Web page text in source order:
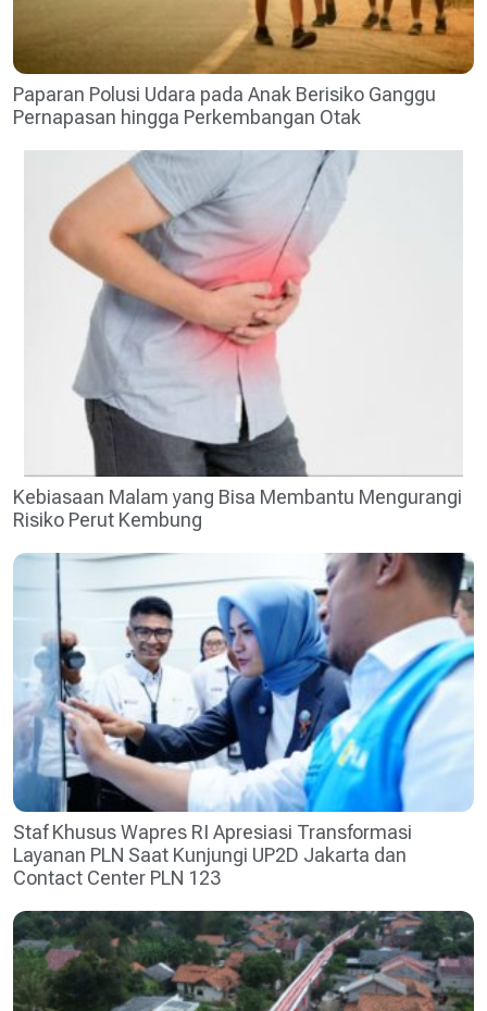
Paparan Polusi Udara pada Anak Berisiko Ganggu
Pernapasan hingga Perkembangan Otak
Kebiasaan Malam yang Bisa Membantu Mengurangi
Risiko Perut Kembung
Staf Khusus Wapres RI Apresiasi Transformasi
Layanan PLN Saat Kunjungi UP2D Jakarta dan
Contact Center PLN 123